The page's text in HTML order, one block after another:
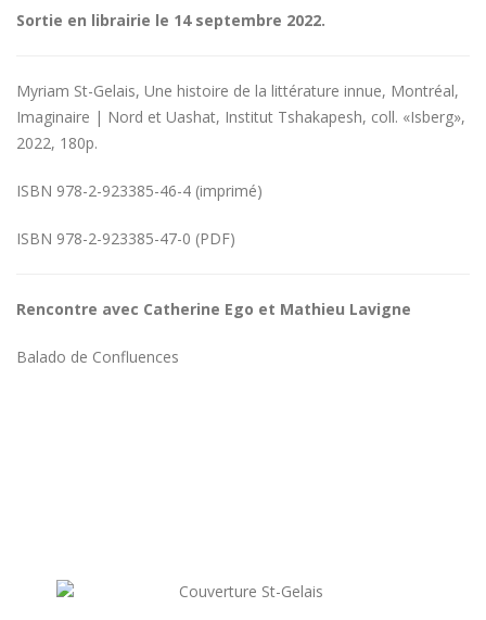
Sortie en librairie le 14 septembre 2022.
Myriam St-Gelais, Une histoire de la littérature innue, Montréal,
Imaginaire | Nord et Uashat, Institut Tshakapesh, coll. «Isberg»,
2022, 180p.
ISBN 978-2-923385-46-4 (imprimé)
ISBN 978-2-923385-47-0 (PDF)
Rencontre avec Catherine Ego et Mathieu Lavigne
Balado de Confluences